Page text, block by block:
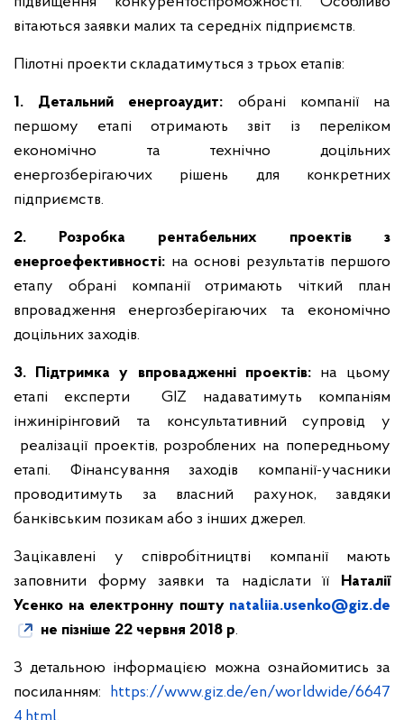
вітаються заявки малих та середніх підприємств.
Пілотні проекти складатимуться з трьох етапів:
1. Детальний енергоаудит: обрані компанії на
першому етапі отримають звіт із переліком
економічно та технічно доцільних
енергозберігаючих рішень для конкретних
підприємств.
2. Розробка рентабельних проектів з
енергоефективності: на основі результатів першого
етапу обрані компанії отримають чіткий план
впровадження енергозберігаючих та економічно
доцільних заходів.
3. Підтримка у впровадженні проектів:на цьому
етапі експерти GIZ надаватимуть компаніям
інжинірінговий та консультативний супровід у
реалізації проектів, розроблених на попередньому
етапі. Фінансування заходів компанії-учасники
проводитимуть за власний рахунок, завдяки
банківським позикам або з інших джерел.
Зацікавлені у співробітництві компанії мають
заповнити форму заявки та надіслати її Наталії
Усенко на електронну пошту nataliia.usenko@giz.de
не пізніше 22 червня 2018 р.
З детальною інформацією можна ознайомитись за
посиланням: https://www.giz.de/en/worldwide/6647